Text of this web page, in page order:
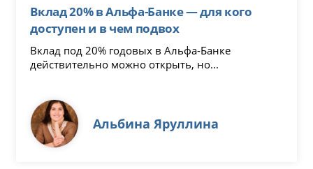
Вклад 20% в Альфа-Банке — для кого
доступен и в чем подвох
Вклад под 20% годовых в Альфа-Банке
действительно можно открыть, но...
Альбина Яруллина